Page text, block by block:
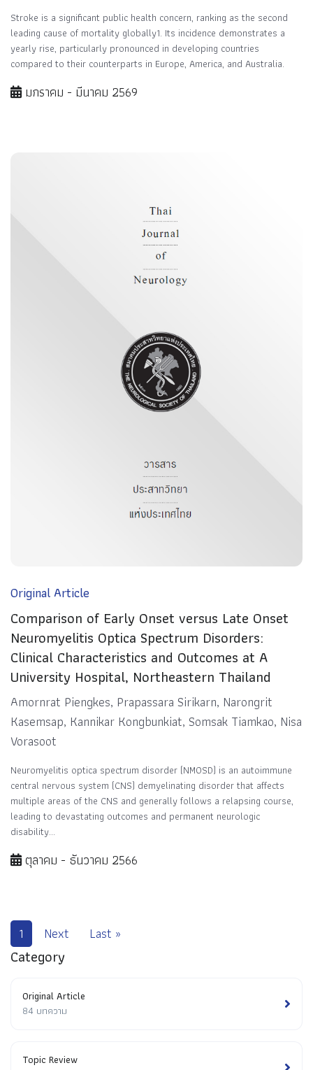
Stroke is a significant public health concern, ranking as the second
leading cause of mortality globally1. Its incidence demonstrates a
yearly rise, particularly pronounced in developing countries
compared to their counterparts in Europe, America, and Australia.
มกราคม - มีนาคม 2569
Original Article
Comparison of Early Onset versus Late Onset
Neuromyelitis Optica Spectrum Disorders:
Clinical Characteristics and Outcomes at A
University Hospital, Northeastern Thailand
Amornrat Piengkes, Prapassara Sirikarn, Narongrit
Kasemsap, Kannikar Kongbunkiat, Somsak Tiamkao, Nisa
Vorasoot
Neuromyelitis optica spectrum disorder (NMOSD) is an autoimmune
central nervous system (CNS) demyelinating disorder that affects
multiple areas of the CNS and generally follows a relapsing course,
leading to devastating outcomes and permanent neurologic
disability...
ตุลาคม - ธันวาคม 2566
1 Next Last »
Category
Original Article
84 บทความ
Topic Review